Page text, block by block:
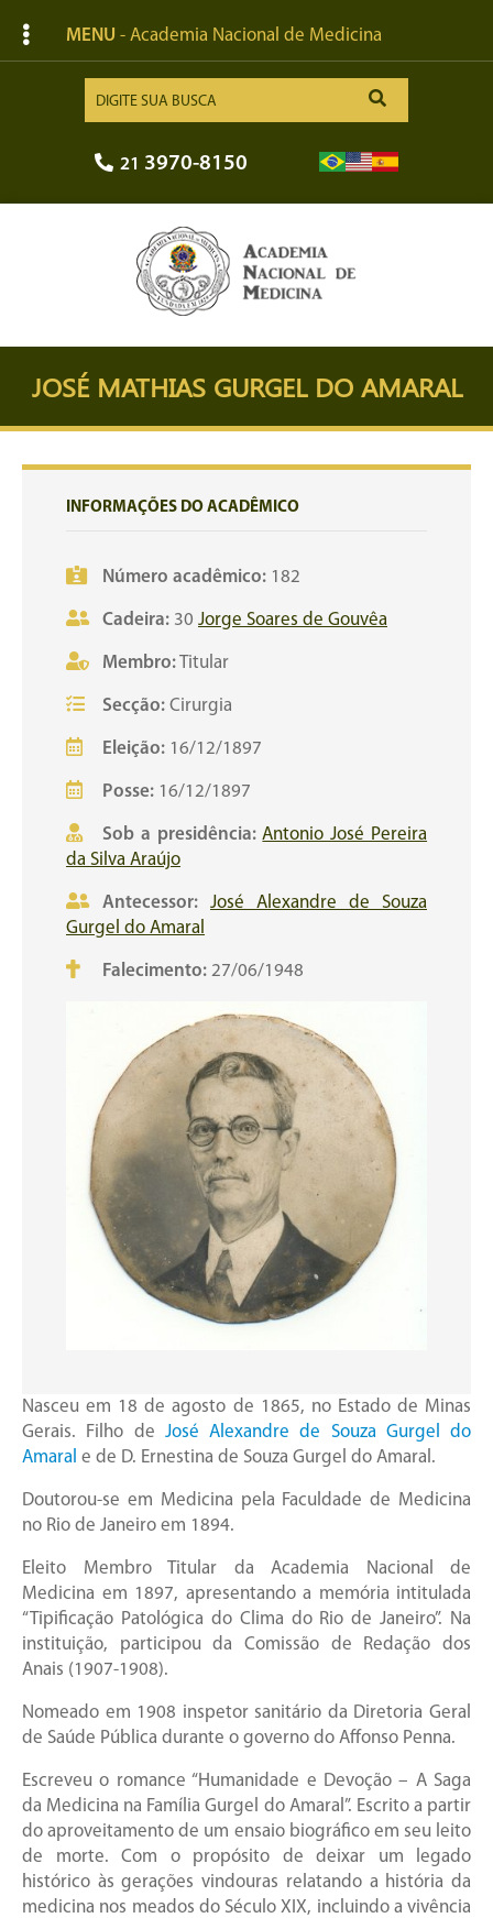
MENU - Academia Nacional de Medicina
21 3970-8150
JOSÉ MATHIAS GURGEL DO AMARAL
INFORMAÇÕES DO ACADÊMICO
Número acadêmico: 182
Cadeira: 30 Jorge Soares de Gouvêa
Membro:Titular
Secção: Cirurgia
Eleição: 16/12/1897
Posse: 16/12/1897
Sob a presidência: Antonio José Pereira
da Silva Araújo
Antecessor:
José Alexandre de Souza
Gurgel do Amaral
Falecimento: 27/06/1948
Nasceu em 18 de agosto de 1865, no Estado de Minas
Gerais. Filho de José Alexandre de Souza Gurgel do
Amaral e de D. Ernestina de Souza Gurgel do Amaral.
Doutorou-se em Medicina pela Faculdade de Medicina
no Rio de Janeiro em 1894.
Eleito Membro Titular da Academia Nacional de
Medicina em 1897, apresentando a memória intitulada
“Tipificação Patológica do Clima do Rio de Janeiro”. Na
instituição, participou da Comissão de Redação dos
Anais (1907-1908).
Nomeado em 1908 inspetor sanitário da Diretoria Geral
de Saúde Pública durante o governo do Affonso Penna.
Escreveu o romance “Humanidade e Devoção – A Saga
da Medicina na Família Gurgel do Amaral”. Escrito a partir
do aproveitamento de um ensaio biográfico em seu leito
de morte. Com o propósito de deixar um legado
histórico às gerações vindouras relatando a história da
medicina nos meados do Século XIX, incluindo a vivência